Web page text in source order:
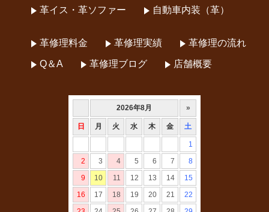
革イス・革ソファー 自動車内装（革）
革修理料金 革修理実績 革修理の流れ
Q＆A 革修理ブログ 店舗概要